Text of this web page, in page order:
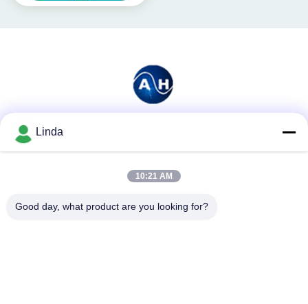
迅速な連絡
Linda
10:21 AM
Good day, what product are you looking for?